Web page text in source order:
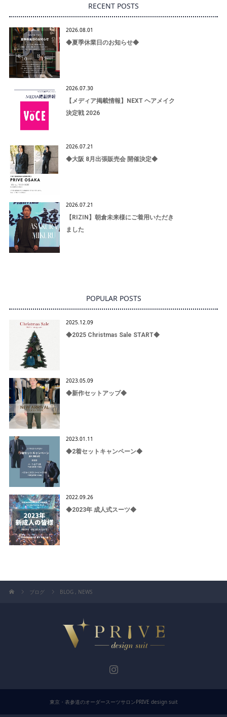
RECENT POSTS
2026.08.01
◆夏季休業日のお知らせ◆
2026.07.30
【メディア掲載情報】NEXT ヘアメイク
決定戦 2026
2026.07.21
◆大阪 8月出張販売会 開催決定◆
2026.07.21
【RIZIN】朝倉未来様にご着用いただき
ました
POPULAR POSTS
2025.12.09
◆2025 Christmas Sale START◆
2023.05.09
◆新作セットアップ◆
2023.01.11
◆2着セットキャンペーン◆
2022.09.26
◆2023年 成人式スーツ◆
ブログ BLOG , NEWS
東京・表参道のオーダースーツサロンPRIVE design suit